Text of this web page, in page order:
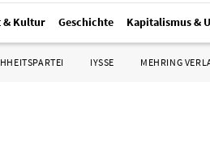
& Kultur Geschichte Kapitalismus &
IYSSE MEHRING